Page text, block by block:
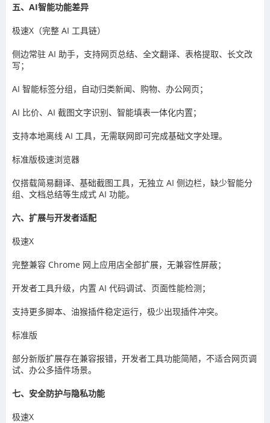
五、AI智能功能差异
极速X（完整 AI 工具链）
侧边常驻 AI 助手，支持网页总结、全文翻译、表格提取、长文改
写；
AI 智能标签分组，自动归类新闻、购物、办公网页；
AI 比价、AI 截图文字识别、智能填表一体化内置；
支持本地离线 AI 工具，无需联网即可完成基础文字处理。
标准版极速浏览器
仅搭载简易翻译、基础截图工具，无独立 AI 侧边栏，缺少智能分
组、文档总结等生成式 AI 功能。
六、扩展与开发者适配
极速X
完整兼容 Chrome 网上应用店全部扩展，无兼容性屏蔽；
开发者工具升级，内置 AI 代码调试、页面性能检测；
支持更多脚本、油猴插件稳定运行，极少出现插件冲突。
标准版
部分新版扩展存在兼容报错，开发者工具功能简陋，不适合网页调
试、办公多插件场景。
七、安全防护与隐私功能
极速X